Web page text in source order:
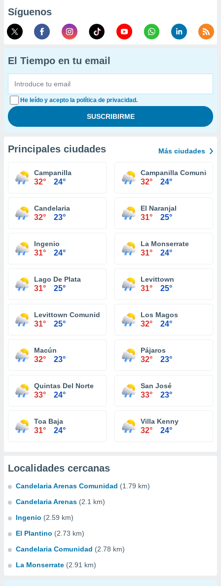
Síguenos
El Tiempo en tu email
He leído y acepto la política de privacidad.
Principales ciudades Más ciudades
Campanilla
32° 24°
Campanilla Comunidad
32° 24°
Candelaria
32° 23°
El Naranjal
31° 25°
Ingenio
31° 24°
La Monserrate
31° 24°
Lago De Plata
31° 25°
Levittown
31° 25°
Levittown Comunidad
31° 25°
Los Magos
32° 24°
Macún
32° 23°
Pájaros
32° 23°
Quintas Del Norte
33° 24°
San José
33° 23°
Toa Baja
31° 24°
Villa Kenny
32° 24°
Localidades cercanas
Candelaria Arenas Comunidad (1.79 km)
Candelaria Arenas (2.1 km)
Ingenio (2.59 km)
El Plantino (2.73 km)
Candelaria Comunidad (2.78 km)
La Monserrate (2.91 km)